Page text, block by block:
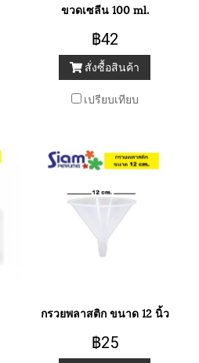
ขวดเซลีน 100 ml.
฿42
สั่งซื้อสินค้า
เปรียบเทียบ
กรวยพลาสติก ขนาด 12 นิ้ว
฿25